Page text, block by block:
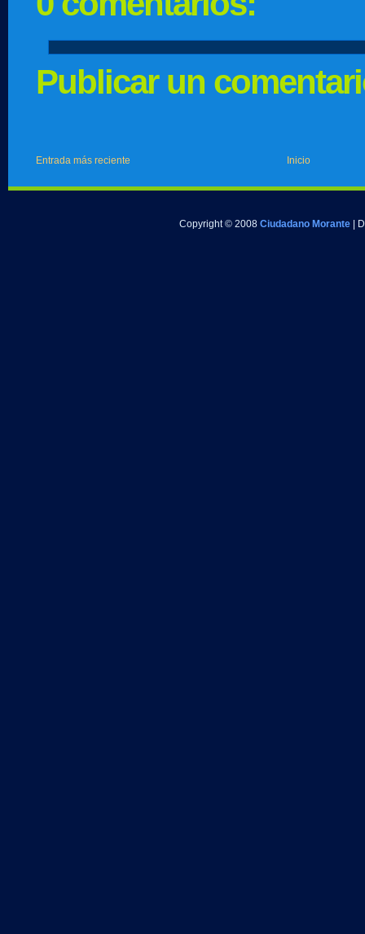
Publicar un
Entrada más reciente Inicio
Copyright © 2008 Ciudadano Morante |